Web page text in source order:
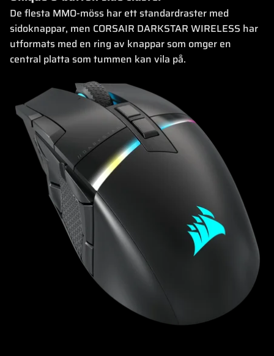
De flesta MMO-möss har ett standardraster med
sidoknappar, men CORSAIR DARKSTAR WIRELESS har
utformats med en ring av knappar som omger en
central platta som tummen kan vila på.